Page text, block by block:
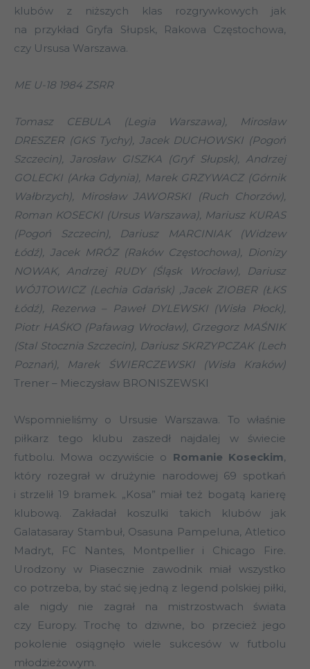
klubów z niższych klas rozgrywkowych jak
na przykład Gryfa Słupsk, Rakowa Częstochowa,
czy Ursusa Warszawa.
ME U-18 1984 ZSRR
Tomasz CEBULA (Legia Warszawa), Mirosław
DRESZER (GKS Tychy), Jacek DUCHOWSKI (Pogoń
Szczecin), Jarosław GISZKA (Gryf Słupsk), Andrzej
GOLECKI (Arka Gdynia), Marek GRZYWACZ (Górnik
Wałbrzych), Mirosław JAWORSKI (Ruch Chorzów),
Roman KOSECKI (Ursus Warszawa), Mariusz KURAS
(Pogoń Szczecin), Dariusz MARCINIAK (Widzew
Łódź), Jacek MRÓZ (Raków Częstochowa), Dionizy
NOWAK, Andrzej RUDY (Śląsk Wrocław), Dariusz
WÓJTOWICZ (Lechia Gdańsk) ,Jacek ZIOBER (ŁKS
Łódź), Rezerwa – Paweł DYLEWSKI (Wisła Płock),
Piotr HAŚKO (Pafawag Wrocław), Grzegorz MAŚNIK
(Stal Stocznia Szczecin), Dariusz SKRZYPCZAK (Lech
Poznań), Marek ŚWIERCZEWSKI (Wisła Kraków)
Trener – Mieczysław BRONISZEWSKI
Wspomnieliśmy o Ursusie Warszawa. To właśnie
piłkarz tego klubu zaszedł najdalej w świecie
futbolu. Mowa oczywiście o Romanie Koseckim,
który rozegrał w drużynie narodowej 69 spotkań
i strzelił 19 bramek. „Kosa” miał też bogatą karierę
klubową. Zakładał koszulki takich klubów jak
Galatasaray Stambuł, Osasuna Pampeluna, Atletico
Madryt, FC Nantes, Montpellier i Chicago Fire.
Urodzony w Piasecznie zawodnik miał wszystko
co potrzeba, by stać się jedną z legend polskiej piłki,
ale nigdy nie zagrał na mistrzostwach świata
czy Europy. Trochę to dziwne, bo przecież jego
pokolenie osiągnęło wiele sukcesów w futbolu
młodzieżowym.